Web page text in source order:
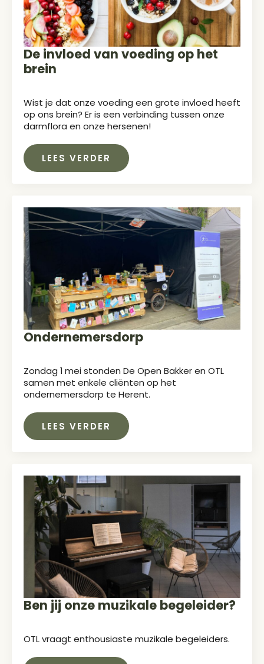
De invloed van voeding op het
brein
Wist je dat onze voeding een grote invloed heeft
op ons brein? Er is een verbinding tussen onze
darmflora en onze hersenen!
LEES VERDER
Ondernemersdorp
Zondag 1 mei stonden De Open Bakker en OTL
samen met enkele cliënten op het
ondernemersdorp te Herent.
LEES VERDER
Ben jij onze muzikale begeleider?
OTL vraagt enthousiaste muzikale begeleiders.